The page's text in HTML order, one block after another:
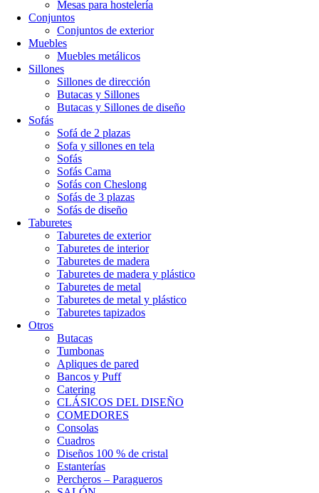
Mesas para hostelería
Conjuntos
Conjuntos de exterior
Muebles
Muebles metálicos
Sillones
Sillones de dirección
Butacas y Sillones
Butacas y Sillones de diseño
Sofás
Sofá de 2 plazas
Sofa y sillones en tela
Sofás
Sofás Cama
Sofás con Cheslong
Sofás de 3 plazas
Sofás de diseño
Taburetes
Taburetes de exterior
Taburetes de interior
Taburetes de madera
Taburetes de madera y plástico
Taburetes de metal
Taburetes de metal y plástico
Taburetes tapizados
Otros
Butacas
Tumbonas
Apliques de pared
Bancos y Puff
Catering
CLÁSICOS DEL DISEÑO
COMEDORES
Consolas
Cuadros
Diseños 100 % de cristal
Estanterías
Percheros – Paragueros